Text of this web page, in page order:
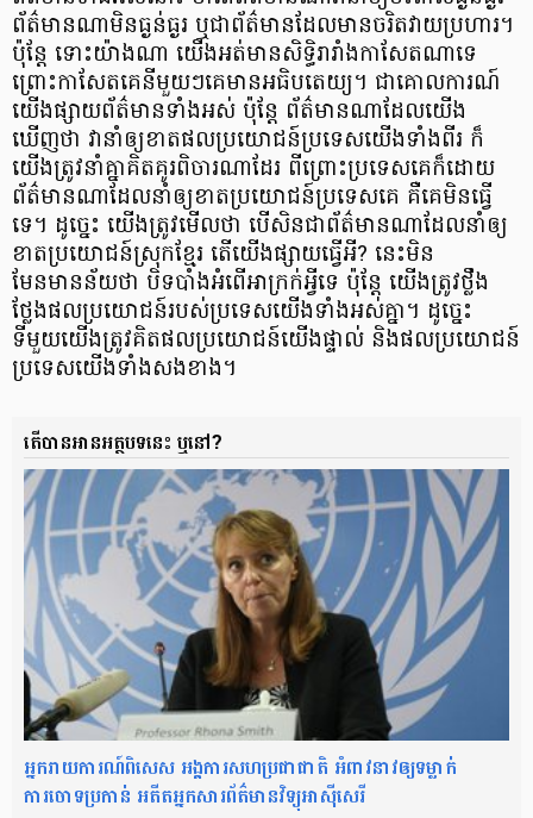
ព័ត៌មាន​ណា​មិនធ្ងន់ធ្ងរ ឬ​ជា​ព័ត៌មានដែលមានចរិត​វាយប្រហារ។
ប៉ុន្តែ ទោះយ៉ាងណា យើងអត់មានសិទ្ធិ​រារាំងកាសែត​ណា​ទេ
ព្រោះកាសែត​គេ​នីមួយៗ​គេមាន​អធិបតេយ្យ។ ជាគោល​ការណ៍
យើងផ្សាយ​ព័ត៌មានទាំងអស់ ប៉ុន្តែ ព័ត៌មានណា​ដែល​យើង​
ឃើញថា វានាំ​ឲ្យ​ខាត​ផល​ប្រយោជន៍​ប្រទេស​យើង​ទាំងពីរ ក៏
យើងត្រូវនាំគ្នា​គិតគូរពិចារណាដែរ ពីព្រោះ​ប្រទេស​គេ​ក៏ដោយ
ព័ត៌មានណា​ដែល​នាំ​ឲ្យ​ខាត​ប្រយោជន៍​ប្រទេស​គេ គឺ​គេមិនធ្វើ
ទេ។ ដូច្នេះ យើងត្រូវមើលថា បើ​សិន​ជាព័ត៌មាន​ណា​ដែលនាំ​ឲ្យ​
ខាត​ប្រយោជន៍ស្រុកខ្មែរ តើ​យើង​ផ្សាយ​ធ្វើអី? នេះ​មិន
មែនមានន័យថា បិទបាំងអំពើ​អាក្រក់​អ្វីទេ ប៉ុន្តែ យើង​ត្រូវ​ថ្លឹង
ថ្លែង​ផល​ប្រយោជន៍របស់​ប្រទេស​យើង​ទាំងអស់គ្នា។ ដូច្នេះ
ទីមួយយើង​ត្រូវ​គិត​ផល​ប្រយោជន៍​យើង​ផ្ទាល់ និង​ផល​ប្រយោជន៍​
ប្រទេស​យើង​ទាំងសងខាង។
តើ​បាន​អានអត្ថបទនេះ ឬនៅ?
អ្នករាយការណ៍ពិសេស អង្គការសហប្រជាជាតិ អំពាវនាវឲ្យទម្លាក់
ការចោទប្រកាន់ អតីតអ្នកសារព័ត៌មានវិទ្យុអាស៊ីសេរី